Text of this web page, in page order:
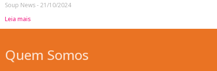
Soup News 21/10/2024
Leia mais
Quem Somos